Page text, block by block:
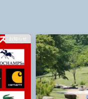
お知らせ